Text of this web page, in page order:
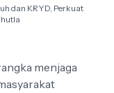
dan KRYD, Perkuat
menjaga